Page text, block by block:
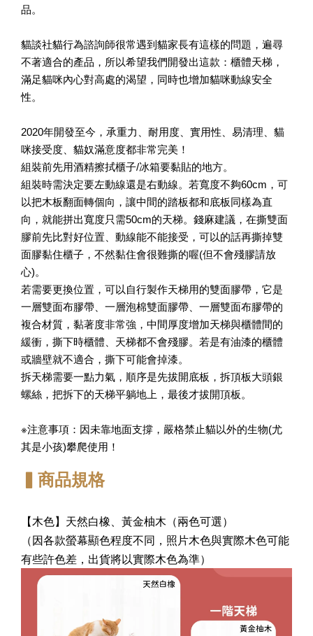
薰衣草香調
NT$ 370
NT$ 390
- +
加入購物車
品。
貓談社貓行為諮詢師很常遇到貓家長有這樣的問題，遍尋
不著適合的產品，所以希望我們開發出這款：櫃體天梯，
滿足貓咪內心對高處的渴望，同時也增加貓咪動線安全
性。
2020年開發至今，承重力、耐用度、實用性、易清理、貓
咪接受度、貓奴滿意度都非常完美！
組裝前先用酒精擦拭櫃子/冰箱要黏貼的地方。
組裝時需決定要左動線還是右動線。若寬度不夠60cm，可
以把木板翻面轉個向，讓中間的踏板都和底板同樣為直
向，就能拼出寬度只需50cm的天梯。錢麻建議，在撕雙面
膠前先比對好位置、動線能不能接受，可以的話再撕掉雙
面膠黏住櫃子，不然黏住會很難撕的喔(但不會殘膠請放
心)。
若需要更換位置，可以自行製作天梯用的雙面膠帶，它是
一層雙面布膠帶、一層泡棉雙面膠帶、一層雙面布膠帶的
複合材質，黏著度非常強，中間厚度增加天梯與櫃體間的
緩衝，撕下時櫃體、天梯都不會殘膠。若是有油漆的櫃體
或牆壁就不適合，撕下可能會掉漆。
拆天梯需要一點力氣，順序是先拔開底板，拆頂板大頭銀
螺絲，把拆下的天梯平躺地上，最後才拔開頂板。
※注意事項：因未靠地面支撐，嚴格禁止貓以外的生物(尤
其是小孩)攀爬使用！
▍商品規格
【木色】天然白橡、黃金柚木（兩色可選）
（因各款螢幕顯色程度不同，照片木色與實際木色可能
有些許色差，出貨將以實際木色為準）